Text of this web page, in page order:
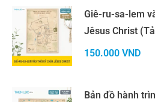
Giê-ru-sa-lem
Jêsus Christ
150.000 VND
Bản đồ hành